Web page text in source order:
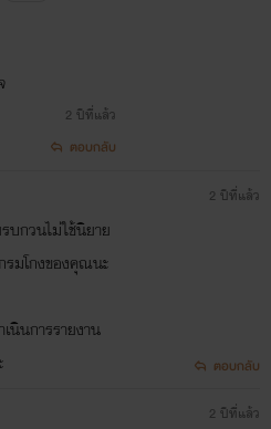
2 ปีที่แล้ว
ตอบกลับ
กวนไม่ใช้นิยาย
รมโกงของคุณนะ
นินการรายงาน
2 ปีที่แล้ว
ตอบกลับ
2 ปีที่แล้ว